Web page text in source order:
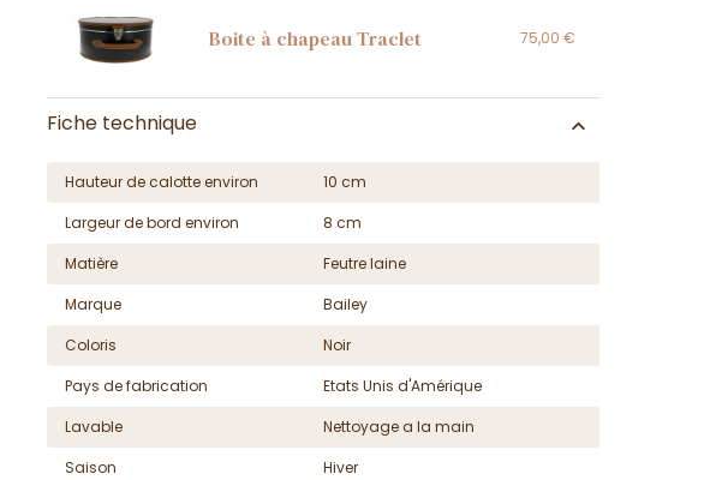
Boite à chapeau Traclet 75,00 €
Fiche technique
Hauteur de calotte environ
10 cm
Largeur de bord environ
8 cm
Matière
Feutre laine
Marque
Bailey
Coloris
Noir
Pays de fabrication
Etats Unis d'Amérique
Lavable
Nettoyage a la main
Saison
Hiver